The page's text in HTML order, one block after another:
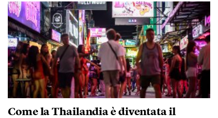
Come la Thailandia è diventata il